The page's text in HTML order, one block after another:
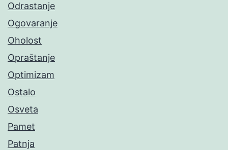
Odrastanje
Ogovaranje
Oholost
Opraštanje
Optimizam
Ostalo
Osveta
Pamet
Patnja